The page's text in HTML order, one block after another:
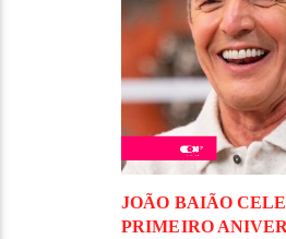
JOÃO BAIÃO
PRIMEIRO